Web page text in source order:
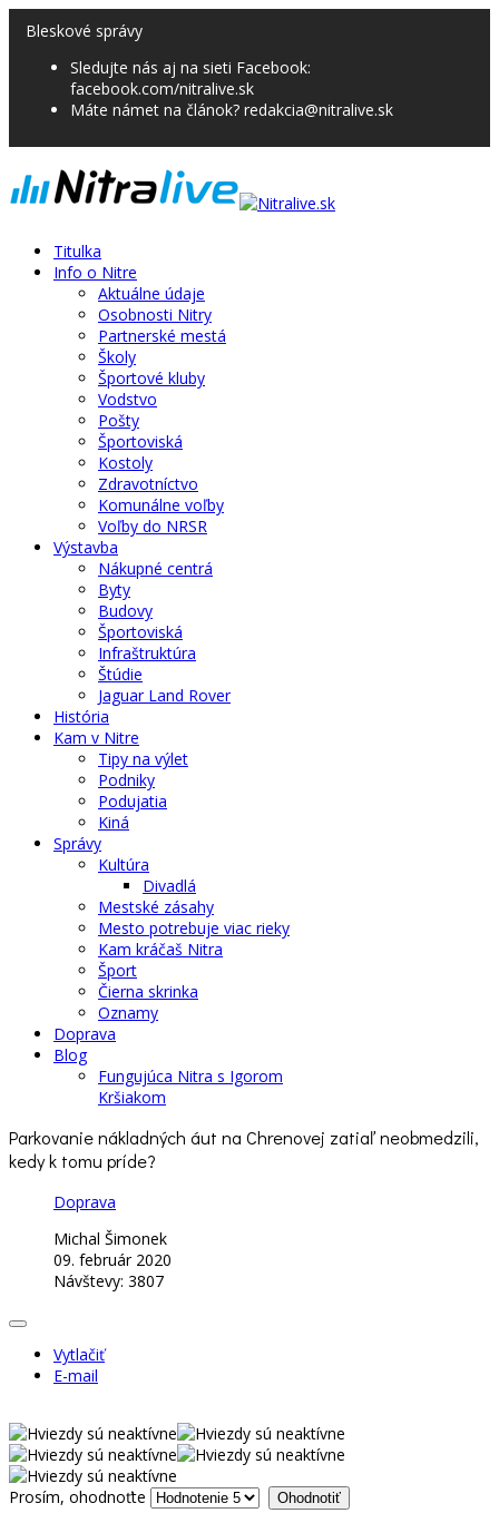
Bleskové správy
Sledujte nás aj na sieti Facebook:
facebook.com/nitralive.sk
Máte námet na článok? redakcia@nitralive.sk
Titulka
Info o Nitre
Aktuálne údaje
Osobnosti Nitry
Partnerské mestá
Školy
Športové kluby
Vodstvo
Pošty
Športoviská
Kostoly
Zdravotníctvo
Komunálne voľby
Voľby do NRSR
Výstavba
Nákupné centrá
Byty
Budovy
Športoviská
Infraštruktúra
Štúdie
Jaguar Land Rover
História
Kam v Nitre
Tipy na výlet
Podniky
Podujatia
Kiná
Správy
Kultúra
Divadlá
Mestské zásahy
Mesto potrebuje viac rieky
Kam kráčaš Nitra
Šport
Čierna skrinka
Oznamy
Doprava
Blog
Fungujúca Nitra s Igorom
Kršiakom
Parkovanie nákladných áut na Chrenovej zatiaľ neobmedzili,
kedy k tomu príde?
Doprava
Michal Šimonek
09. február 2020
Návštevy: 3807
Vytlačiť
E-mail
Prosím, ohodnoťte